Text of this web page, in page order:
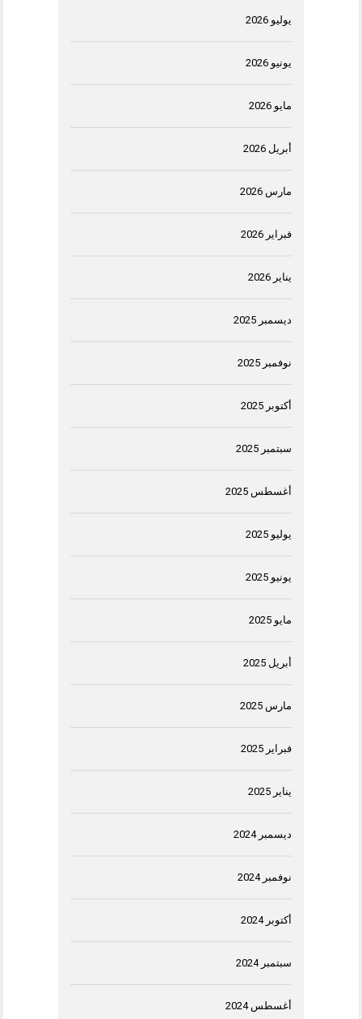
يوليو 2026
يونيو 2026
مايو 2026
أبريل 2026
مارس 2026
فبراير 2026
يناير 2026
ديسمبر 2025
نوفمبر 2025
أكتوبر 2025
سبتمبر 2025
أغسطس 2025
يوليو 2025
يونيو 2025
مايو 2025
أبريل 2025
مارس 2025
فبراير 2025
يناير 2025
ديسمبر 2024
نوفمبر 2024
أكتوبر 2024
سبتمبر 2024
أغسطس 2024